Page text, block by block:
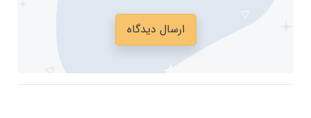
ارسال دیدگاه